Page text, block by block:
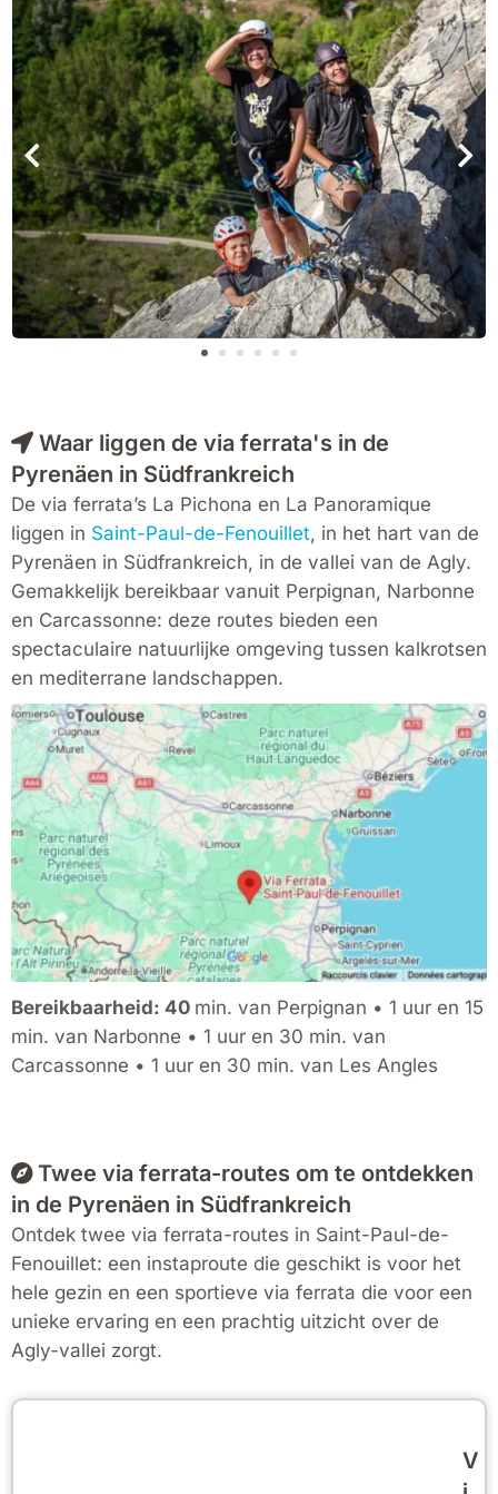
Waar liggen de via ferrata's in de
Pyrenäen in Südfrankreich
De via ferrata’s La Pichona en La Panoramique
liggen in Saint-Paul-de-Fenouillet, in het hart van de
Pyrenäen in Südfrankreich, in de vallei van de Agly.
Gemakkelijk bereikbaar vanuit Perpignan, Narbonne
en Carcassonne: deze routes bieden een
spectaculaire natuurlijke omgeving tussen kalkrotsen
en mediterrane landschappen.
Bereikbaarheid: 40 min. van Perpignan • 1 uur en 15
min. van Narbonne • 1 uur en 30 min. van
Carcassonne • 1 uur en 30 min. van Les Angles
Twee via ferrata-routes om te ontdekken
in de Pyrenäen in Südfrankreich
Ontdek twee via ferrata-routes in Saint-Paul-de-
Fenouillet: een instaproute die geschikt is voor het
hele gezin en een sportieve via ferrata die voor een
unieke ervaring en een prachtig uitzicht over de
Agly-vallei zorgt.
V